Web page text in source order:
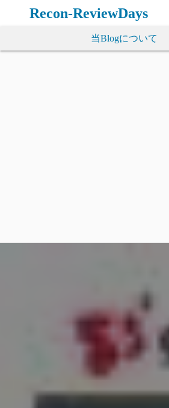
ン
Recon-ReviewDays
当Blogについて